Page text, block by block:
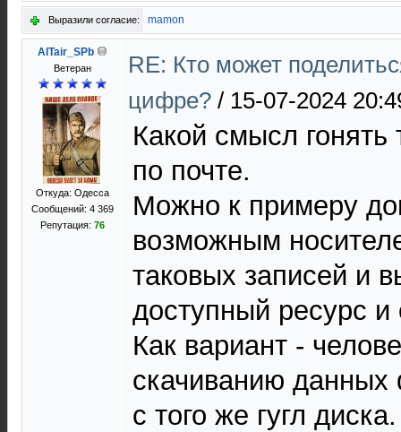
Выразили согласие: mamon
AlTair_SPb
Ветеран
Откуда: Одесса
Сообщений: 4 369
Репутация: 76
RE: Кто может
цифре? / 15-07-2024
Какой смысл
по почте.
Можно к примеру
возможным
таковых записей и
доступный ресурс и
Как вариант -
скачиванию
с того же гугл диска.